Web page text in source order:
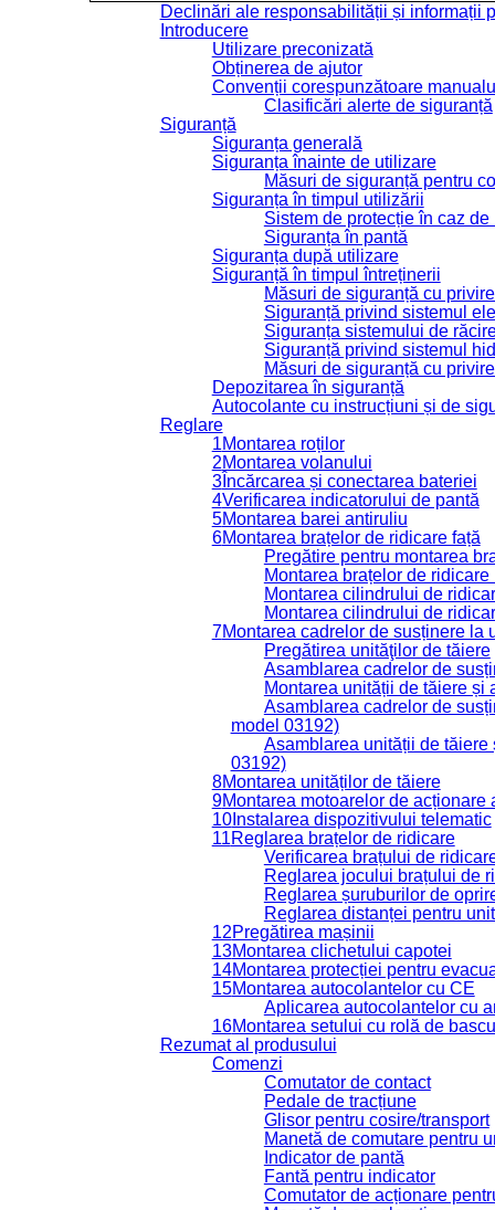
Declinări ale responsabilității și informații
Introducere
Utilizare preconizată
Obținerea de ajutor
Convenții corespunzătoare
Clasificări alerte de siguranță
Siguranță
Siguranța generală
Siguranța înainte de utilizare
Măsuri de siguranță pentru
Siguranța în timpul utilizării
Sistem de protecție în caz
Siguranța în pantă
Siguranța după utilizare
Siguranță în timpul întreținerii
Măsuri de siguranță cu
Siguranță privind sistemul
Siguranța sistemului de
Siguranță privind sistemul
Măsuri de siguranță cu
Depozitarea în siguranță
Autocolante cu instrucțiuni și de
Reglare
1Montarea roților
2Montarea volanului
3Încărcarea și conectarea bateriei
4Verificarea indicatorului de pantă
5Montarea barei antiruliu
6Montarea brațelor de ridicare față
Pregătire pentru montarea
Montarea brațelor de
Montarea cilindrului de
Montarea cilindrului de
7Montarea cadrelor de susținere la
Pregătirea unităţilor de tăiere
Asamblarea cadrelor de
Montarea unității de tăiere și
Asamblarea cadrelor de
model 03192)
Asamblarea unității de
03192)
8Montarea unităților de tăiere
9Montarea motoarelor de acționare
10Instalarea dispozitivului telematic
11Reglarea brațelor de ridicare
Verificarea brațului de
Reglarea jocului brațului de
Reglarea șuruburilor de
Reglarea distanței pentru
12Pregătirea mașinii
13Montarea clichetului capotei
14Montarea protecției pentru
15Montarea autocolantelor cu CE
Aplicarea autocolantelor cu
16Montarea setului cu rolă de
Rezumat al produsului
Comenzi
Comutator de contact
Pedale de tracțiune
Glisor pentru cosire/transport
Manetă de comutare pentru
Indicator de pantă
Fantă pentru indicator
Comutator de acționare